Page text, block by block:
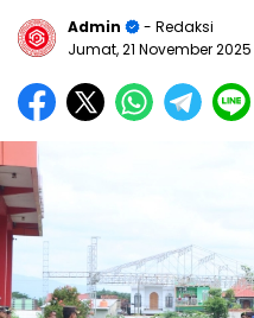
Admin
- Redaksi
Jumat, 21 November 2025